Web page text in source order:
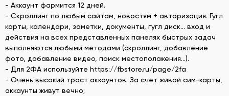
- Аккаунт фармится 12 дней.
- Скроллинг по любым сайтам, новостям + авторизация. Гугл
карты, календари, заметки, документы, гугл диск... вход и
действия на всех представленных панелях быстрых задач
выполняются любыми методами (скроллинг, добавление
фото, добавление видео, поиск местоположения...).
- Для 2ФА используйте https://fbstore.ru/page/2fa
- Очень высокий траст аккаунтов. За счет живой сим-карты,
аккаунты живут вечно;